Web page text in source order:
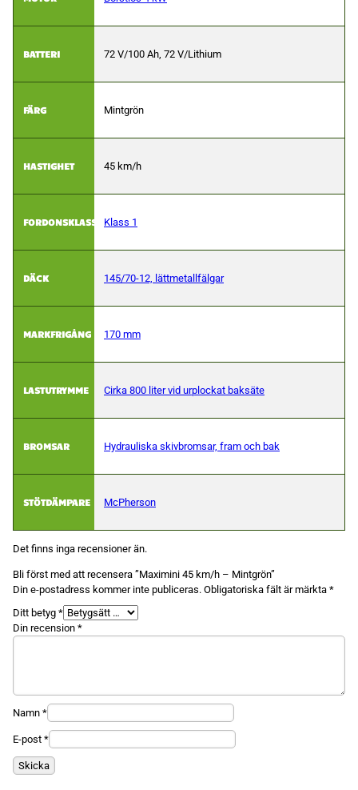
BATTERI 72 V/100 Ah, 72 V/Lithium
FÄRG Mintgrön
HASTIGHET 45 km/h
FORDONSKLASS Klass 1
DÄCK 145/70-12, lättmetallfälgar
MARKFRIGÅNG 170 mm
LASTUTRYMME Cirka 800 liter vid urplockat baksäte
BROMSAR Hydrauliska skivbromsar, fram och bak
STÖTDÄMPARE McPherson
Det finns inga recensioner än.
Bli först med att recensera ”Maximini 45 km/h – Mintgrön”
Din e-postadress kommer inte publiceras. Obligatoriska fält är märkta *
Ditt betyg *
Din recension *
Namn *
E-post *